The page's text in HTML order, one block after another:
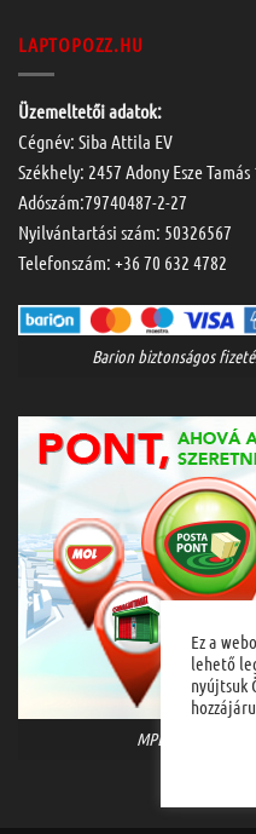
LAPTOPOZZ.HU
Üzemeltetői adatok:
Cégnév: Siba Attila EV
Székhely: 2457 Adony Esze Tamás
Adószám:79740487-2-27
Nyilvántartási szám: 50326567
Telefonszám: +36 70 632 4782
Barion biztonságos
MPL házhozszállítás
Ez a
lehető
nyújtsuk